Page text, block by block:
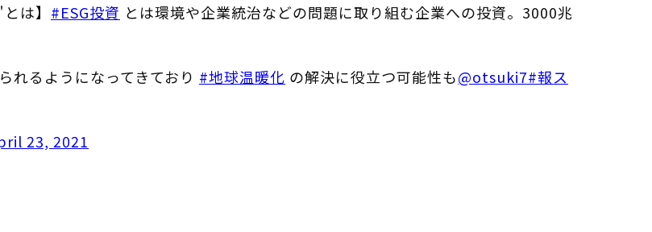
は】 #ESG投資 とは環境や企業統治などの問題に取り組む企業への投資。3000兆
れるようになってきており #地球温暖化 の解決に役立つ可能性も@otsuki7#報ス
23, 2021